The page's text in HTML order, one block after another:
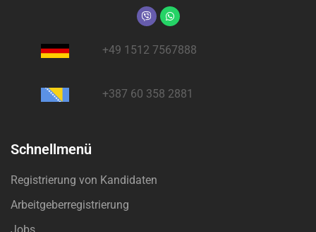
+49 1512 7567888
+387 60 358 2881
Schnellmenü
Registrierung von Kandidaten
Arbeitgeberregistrierung